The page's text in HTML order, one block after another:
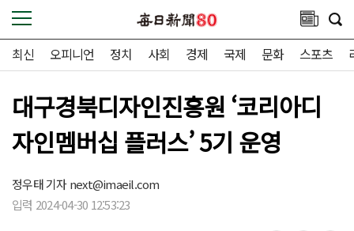
최신 오피니언 정치 사회 경제 국제 문화 스포츠
대구경북디자인진흥원 ‘코리아디
자인멤버십 플러스’ 5기 운영
정우태 기자next@imaeil.com
입력 2024-04-30 12:53:23